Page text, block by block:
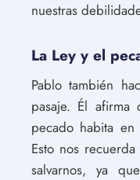
nuestras
La Ley y el
Pablo también
pasaje. Él
pecado habita
Esto nos
salvarnos, ya